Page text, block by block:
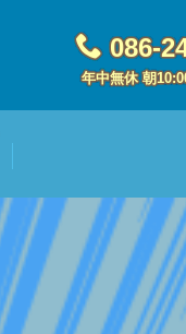
086-
年中無休 朝